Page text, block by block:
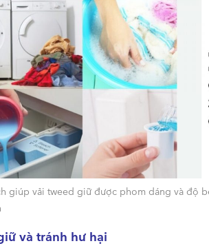
giúp vải tweed giữ được phom dáng và độ
và tránh hư hại